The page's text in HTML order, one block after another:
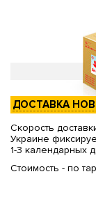
ДОСТАВКА
Скорость
Украине
1-3 календарных
Стоимость - по